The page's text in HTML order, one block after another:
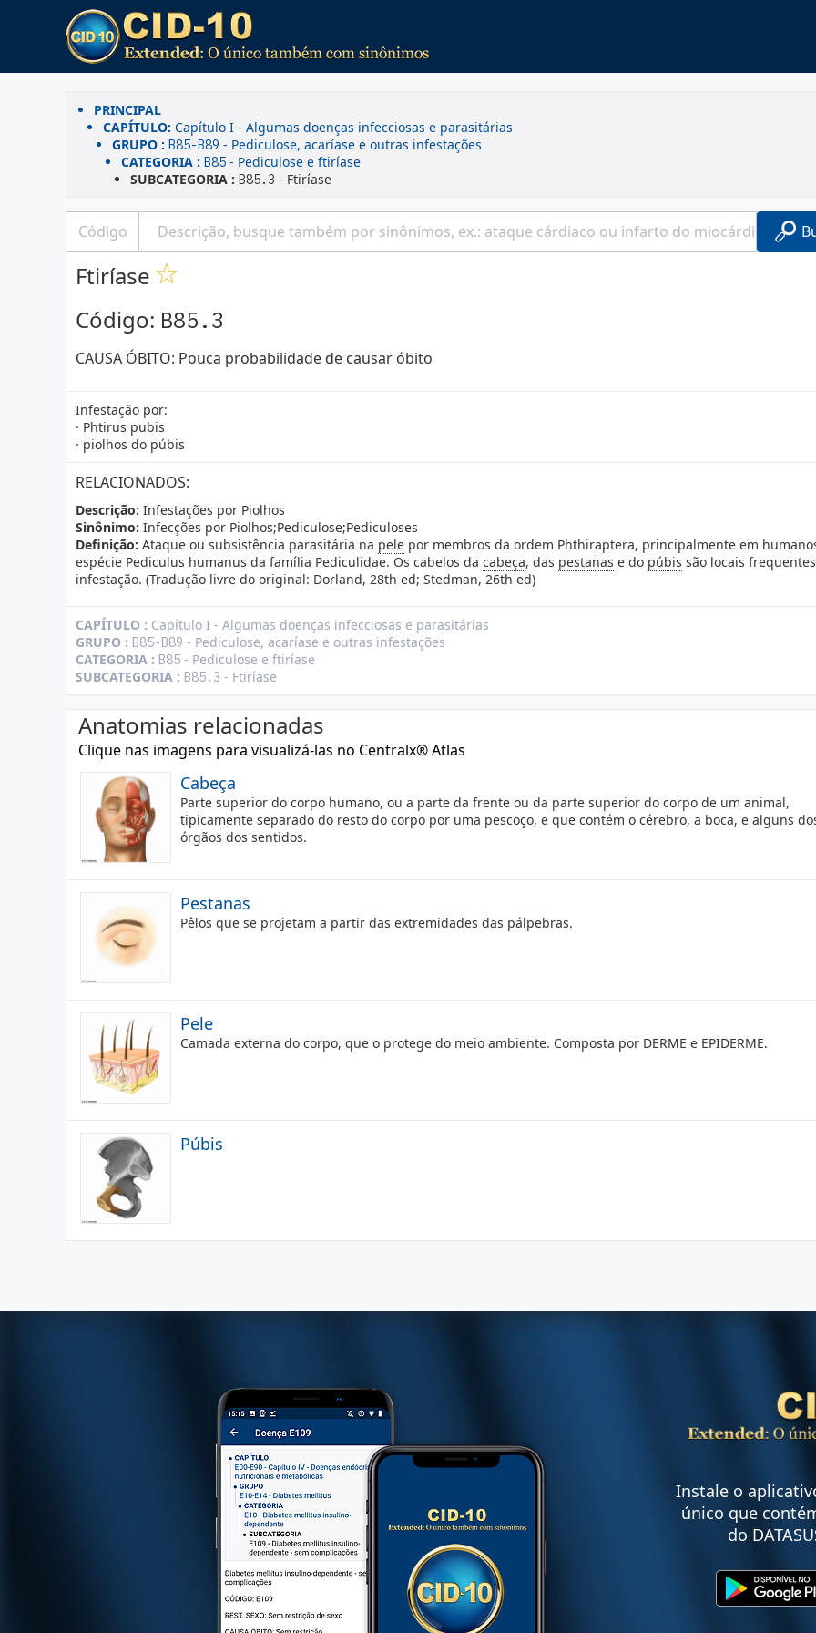
PRINCIPAL
CAPÍTULO: Capítulo I - Algumas doenças infecciosas e parasitárias
GRUPO : B85-B89 - Pediculose, acaríase e outras infestações
CATEGORIA : B85 - Pediculose e ftiríase
SUBCATEGORIA : B85.3 - Ftiríase
Ftiríase
Código: B85.3
CAUSA ÓBITO: Pouca probabilidade de causar óbito
Infestação por:
· Phtirus pubis
· piolhos do púbis
RELACIONADOS:
Descrição: Infestações por Piolhos
Sinônimo: Infecções por Piolhos;Pediculose;Pediculoses
Definição: Ataque ou subsistência parasitária na pele por membros da ordem Phthiraptera, principalmente em
espécie Pediculus humanus da família Pediculidae. Os cabelos da cabeça, das pestanas e do púbis são locais
infestação. (Tradução livre do original: Dorland, 28th ed; Stedman, 26th ed)
CAPÍTULO : Capítulo I - Algumas doenças infecciosas e parasitárias
GRUPO : B85-B89 - Pediculose, acaríase e outras infestações
CATEGORIA : B85 - Pediculose e ftiríase
SUBCATEGORIA : B85.3 - Ftiríase
Anatomias relacionadas
Clique nas imagens para visualizá-las no Centralx® Atlas
Cabeça
Parte superior do corpo humano, ou a parte da frente ou da parte superior do corpo de um animal,
tipicamente separado do resto do corpo por uma pescoço, e que contém o cérebro, a boca, e alguns
órgãos dos sentidos.
Pestanas
Pêlos que se projetam a partir das extremidades das pálpebras.
Pele
Camada externa do corpo, que o protege do meio ambiente. Composta por DERME e EPIDERME.
Púbis
Instale o
único que
do